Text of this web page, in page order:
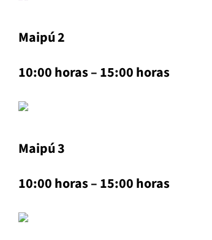
Maipú 2
10:00 horas – 15:00 horas
Maipú 3
10:00 horas – 15:00 horas